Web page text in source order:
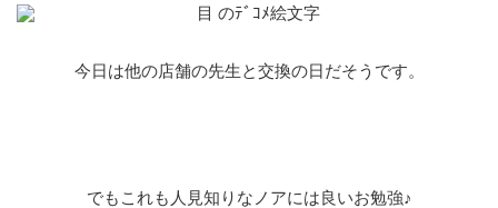
今日は他の店舗の先生と交換の日だそうです。
でもこれも人見知りなノアには良いお勉強♪